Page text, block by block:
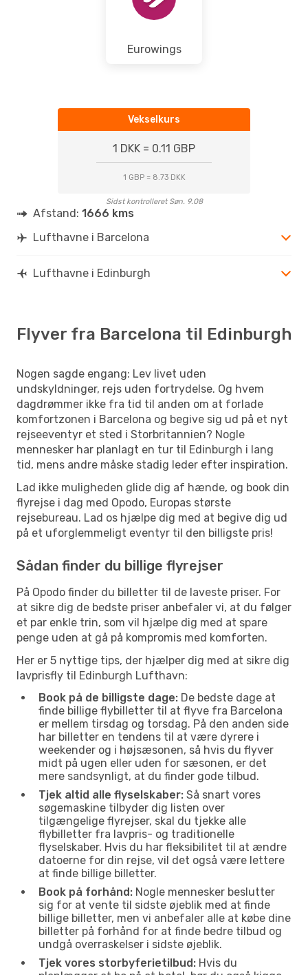
Eurowings
Vekselkurs
1 DKK = 0.11 GBP
1 GBP = 8.73 DKK
Sidst kontrolleret Søn. 9.08
Afstand: 1666 kms
Lufthavne i Barcelona
Lufthavne i Edinburgh
Flyver fra Barcelona til Edinburgh
Nogen sagde engang: Lev livet uden
undskyldninger, rejs uden fortrydelse. Og hvem
dagdrømmer ikke fra tid til anden om at forlade
komfortzonen i Barcelona og begive sig ud på et nyt
rejseeventyr et sted i Storbritannien? Nogle
mennesker har planlagt en tur til Edinburgh i lang
tid, mens andre måske stadig leder efter inspiration.
Lad ikke muligheden glide dig af hænde, og book din
flyrejse i dag med Opodo, Europas største
rejsebureau. Lad os hjælpe dig med at begive dig ud
på et uforglemmeligt eventyr til den billigste pris!
Sådan finder du billige flyrejser
På Opodo finder du billetter til de laveste priser. For
at sikre dig de bedste priser anbefaler vi, at du følger
et par enkle trin, som vil hjælpe dig med at spare
penge uden at gå på kompromis med komforten.
Her er 5 nyttige tips, der hjælper dig med at sikre dig
lavprisfly til Edinburgh Lufthavn:
Book på de billigste dage: De bedste dage at
finde billige flybilletter til at flyve fra Barcelona
er mellem tirsdag og torsdag. På den anden side
har billetter en tendens til at være dyrere i
weekender og i højsæsonen, så hvis du flyver
midt på ugen eller uden for sæsonen, er det
mere sandsynligt, at du finder gode tilbud.
Tjek altid alle flyselskaber: Så snart vores
søgemaskine tilbyder dig listen over
tilgængelige flyrejser, skal du tjekke alle
flybilletter fra lavpris- og traditionelle
flyselskaber. Hvis du har fleksibilitet til at ændre
datoerne for din rejse, vil det også være lettere
at finde billige billetter.
Book på forhånd: Nogle mennesker beslutter
sig for at vente til sidste øjeblik med at finde
billige billetter, men vi anbefaler alle at købe dine
billetter på forhånd for at finde bedre tilbud og
undgå overraskelser i sidste øjeblik.
Tjek vores storbyferietilbud: Hvis du